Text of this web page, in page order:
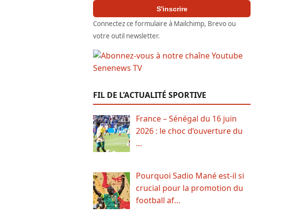
S'inscrire
Connectez ce formulaire à Mailchimp, Brevo ou
votre outil newsletter.
FIL DE L’ACTUALITÉ SPORTIVE
France – Sénégal du 16 juin
2026 : le choc d’ouverture du
…
Pourquoi Sadio Mané est-il si
crucial pour la promotion du
football af…